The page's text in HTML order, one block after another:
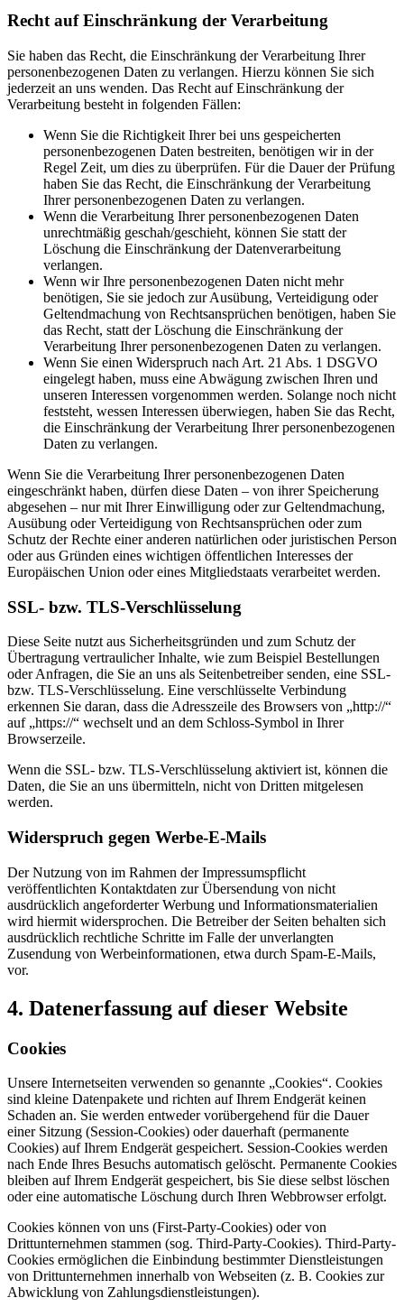
Recht auf Einschränkung der Verarbeitung
Sie haben das Recht, die Einschränkung der Verarbeitung Ihrer
personenbezogenen Daten zu verlangen. Hierzu können Sie sich
jederzeit an uns wenden. Das Recht auf Einschränkung der
Verarbeitung besteht in folgenden Fällen:
Wenn Sie die Richtigkeit Ihrer bei uns gespeicherten
personenbezogenen Daten bestreiten, benötigen wir in der
Regel Zeit, um dies zu überprüfen. Für die Dauer der Prüfung
haben Sie das Recht, die Einschränkung der Verarbeitung
Ihrer personenbezogenen Daten zu verlangen.
Wenn die Verarbeitung Ihrer personenbezogenen Daten
unrechtmäßig geschah/geschieht, können Sie statt der
Löschung die Einschränkung der Datenverarbeitung
verlangen.
Wenn wir Ihre personenbezogenen Daten nicht mehr
benötigen, Sie sie jedoch zur Ausübung, Verteidigung oder
Geltendmachung von Rechtsansprüchen benötigen, haben Sie
das Recht, statt der Löschung die Einschränkung der
Verarbeitung Ihrer personenbezogenen Daten zu verlangen.
Wenn Sie einen Widerspruch nach Art. 21 Abs. 1 DSGVO
eingelegt haben, muss eine Abwägung zwischen Ihren und
unseren Interessen vorgenommen werden. Solange noch nicht
feststeht, wessen Interessen überwiegen, haben Sie das Recht,
die Einschränkung der Verarbeitung Ihrer personenbezogenen
Daten zu verlangen.
Wenn Sie die Verarbeitung Ihrer personenbezogenen Daten
eingeschränkt haben, dürfen diese Daten – von ihrer Speicherung
abgesehen – nur mit Ihrer Einwilligung oder zur Geltendmachung,
Ausübung oder Verteidigung von Rechtsansprüchen oder zum
Schutz der Rechte einer anderen natürlichen oder juristischen Person
oder aus Gründen eines wichtigen öffentlichen Interesses der
Europäischen Union oder eines Mitgliedstaats verarbeitet werden.
SSL- bzw. TLS-Verschlüsselung
Diese Seite nutzt aus Sicherheitsgründen und zum Schutz der
Übertragung vertraulicher Inhalte, wie zum Beispiel Bestellungen
oder Anfragen, die Sie an uns als Seitenbetreiber senden, eine SSL-
bzw. TLS-Verschlüsselung. Eine verschlüsselte Verbindung
erkennen Sie daran, dass die Adresszeile des Browsers von „http://“
auf „https://“ wechselt und an dem Schloss-Symbol in Ihrer
Browserzeile.
Wenn die SSL- bzw. TLS-Verschlüsselung aktiviert ist, können die
Daten, die Sie an uns übermitteln, nicht von Dritten mitgelesen
werden.
Widerspruch gegen Werbe-E-Mails
Der Nutzung von im Rahmen der Impressumspflicht
veröffentlichten Kontaktdaten zur Übersendung von nicht
ausdrücklich angeforderter Werbung und Informationsmaterialien
wird hiermit widersprochen. Die Betreiber der Seiten behalten sich
ausdrücklich rechtliche Schritte im Falle der unverlangten
Zusendung von Werbeinformationen, etwa durch Spam-E-Mails,
vor.
4. Datenerfassung auf dieser Website
Cookies
Unsere Internetseiten verwenden so genannte „Cookies“. Cookies
sind kleine Datenpakete und richten auf Ihrem Endgerät keinen
Schaden an. Sie werden entweder vorübergehend für die Dauer
einer Sitzung (Session-Cookies) oder dauerhaft (permanente
Cookies) auf Ihrem Endgerät gespeichert. Session-Cookies werden
nach Ende Ihres Besuchs automatisch gelöscht. Permanente Cookies
bleiben auf Ihrem Endgerät gespeichert, bis Sie diese selbst löschen
oder eine automatische Löschung durch Ihren Webbrowser erfolgt.
Cookies können von uns (First-Party-Cookies) oder von
Drittunternehmen stammen (sog. Third-Party-Cookies). Third-Party-
Cookies ermöglichen die Einbindung bestimmter Dienstleistungen
von Drittunternehmen innerhalb von Webseiten (z. B. Cookies zur
Abwicklung von Zahlungsdienstleistungen).